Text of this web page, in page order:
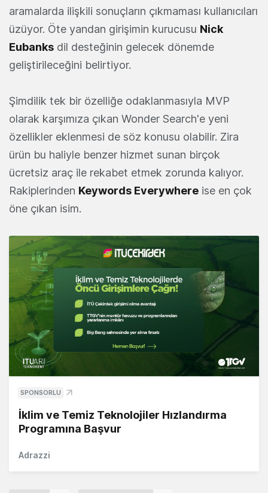
aramalarda ilişkili sonuçların çıkmaması kullanıcıları
üzüyor. Öte yandan girişimin kurucusu Nick
Eubanks dil desteğinin gelecek dönemde
geliştirileceğini belirtiyor.
Şimdilik tek bir özelliğe odaklanmasıyla MVP
olarak karşımıza çıkan Wonder Search'e yeni
özellikler eklenmesi de söz konusu olabilir. Zira
ürün bu haliyle benzer hizmet sunan birçok
ücretsiz araç ile rekabet etmek zorunda kalıyor.
Rakiplerinden Keywords Everywhere ise en çok
öne çıkan isim.
SPONSORLU
İklim ve Temiz Teknolojiler Hızlandırma
Programına Başvur
Adrazzi